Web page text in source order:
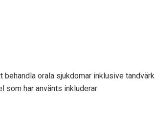
orala sjukdomar inklusive tandvärk
som har använts inkluderar: